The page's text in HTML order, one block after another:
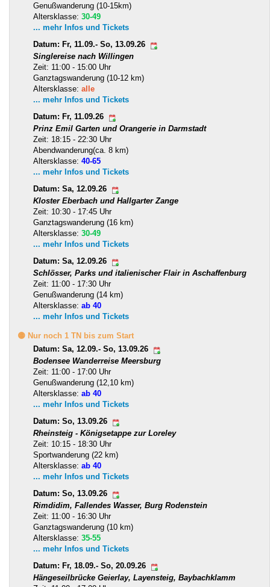
Genußwanderung (10-15km)
Altersklasse: 30-49
... mehr Infos und Tickets
Datum: Fr, 11.09.- So, 13.09.26
Singlereise nach Willingen
Zeit: 11:00 - 15:00 Uhr
Ganztagswanderung (10-12 km)
Altersklasse: alle
... mehr Infos und Tickets
Datum: Fr, 11.09.26
Prinz Emil Garten und Orangerie in Darmstadt
Zeit: 18:15 - 22:30 Uhr
Abendwanderung(ca. 8 km)
Altersklasse: 40-65
... mehr Infos und Tickets
Datum: Sa, 12.09.26
Kloster Eberbach und Hallgarter Zange
Zeit: 10:30 - 17:45 Uhr
Ganztagswanderung (16 km)
Altersklasse: 30-49
... mehr Infos und Tickets
Datum: Sa, 12.09.26
Schlösser, Parks und italienischer Flair in Aschaffenburg
Zeit: 11:00 - 17:30 Uhr
Genußwanderung (14 km)
Altersklasse: ab 40
... mehr Infos und Tickets
🟡 Nur noch 1 TN bis zum Start
Datum: Sa, 12.09.- So, 13.09.26
Bodensee Wanderreise Meersburg
Zeit: 11:00 - 17:00 Uhr
Genußwanderung (12,10 km)
Altersklasse: ab 40
... mehr Infos und Tickets
Datum: So, 13.09.26
Rheinsteig - Königsetappe zur Loreley
Zeit: 10:15 - 18:30 Uhr
Sportwanderung (22 km)
Altersklasse: ab 40
... mehr Infos und Tickets
Datum: So, 13.09.26
Rimdidim, Fallendes Wasser, Burg Rodenstein
Zeit: 11:00 - 16:30 Uhr
Ganztagswanderung (10 km)
Altersklasse: 35-55
... mehr Infos und Tickets
Datum: Fr, 18.09.- So, 20.09.26
Hängeseilbrücke Geierlay, Layensteig, Baybachklamm